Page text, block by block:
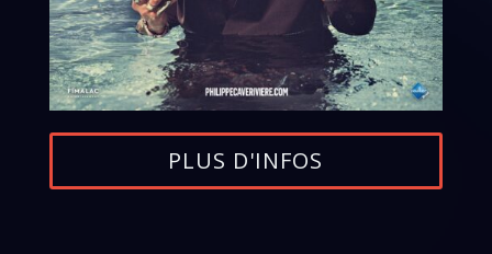
PLUS D'INFOS